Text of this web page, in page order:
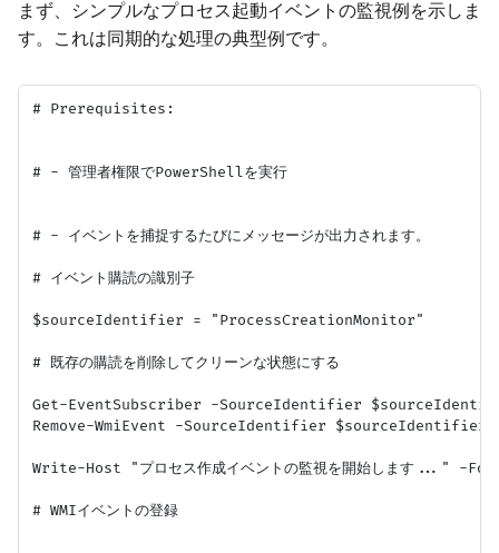
まず、シンプルなプロセス起動イベントの監視例を示しま
す。これは同期的な処理の典型例です。
# Prerequisites:
# - 管理者権限でPowerShellを実行
# - イベントを捕捉するたびにメッセージが出力されます。
# イベント購読の識別子
$sourceIdentifier = "ProcessCreationMonitor"
# 既存の購読を削除してクリーンな状態にする
Get-EventSubscriber -SourceIdentifier
Remove-WmiEvent -SourceIdentifier
Write-Host "プロセス作成イベントの監視を開始します..." -
# WMIイベントの登録